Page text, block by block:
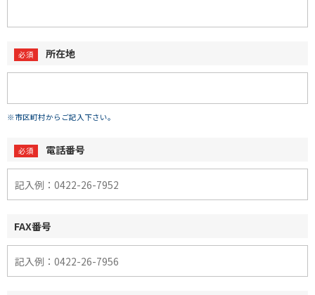
所在地
※市区町村からご記入下さい。
電話番号
FAX番号